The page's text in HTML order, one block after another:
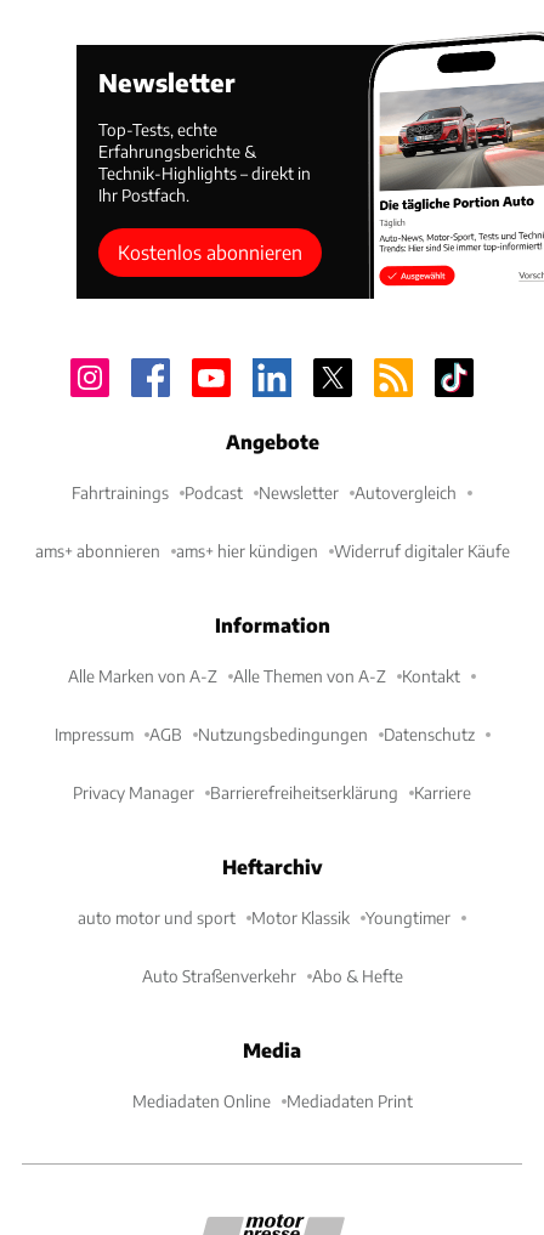
Newsletter
Top-Tests, echte
Erfahrungsberichte &
Technik-Highlights – direkt in
Ihr Postfach.
Kostenlos abonnieren
Angebote
Fahrtrainings Podcast Newsletter Autovergleich
ams+ abonnieren ams+ hier kündigen Widerruf digitaler Käufe
Information
Alle Marken von A-Z Alle Themen von A-Z Kontakt
Impressum AGB Nutzungsbedingungen Datenschutz
Privacy Manager Barrierefreiheitserklärung Karriere
Heftarchiv
auto motor und sport Motor Klassik Youngtimer
Auto Straßenverkehr Abo & Hefte
Media
Mediadaten Online Mediadaten Print